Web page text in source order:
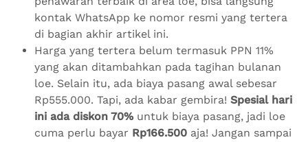
kontak WhatsApp ke nomor resmi yang tertera
di bagian akhir artikel ini.
Harga yang tertera belum termasuk PPN 11%
yang akan ditambahkan pada tagihan bulanan
loe. Selain itu, ada biaya pasang awal sebesar
Rp555.000. Tapi, ada kabar gembira! Spesial hari
ini ada diskon 70% untuk biaya pasang, jadi loe
cuma perlu bayar Rp166.500 aja! Jangan sampai